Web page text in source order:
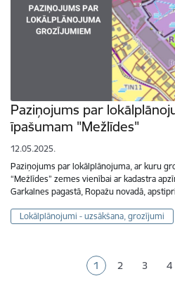
Paziņojums par
īpašumam "Mežlīdes"
12.05.2025.
Paziņojums par lokālplānojuma, ar kuru
“Mežlīdes” zemes vienībai ar kadastra
Garkalnes pagastā, Ropažu novadā,
Lokālplānojumi - uzsākšana, grozījumi
Pašreizējā lapa
1 Lapa
2 Lapa
3 4